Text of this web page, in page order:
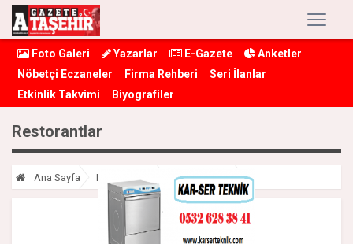
Foto Galeri Yazarlar E-Gazete
Anketler
Nöbetçi Eczaneler
Firma Rehberi
Seri İlanlar
Etkinlik Takvimi
Biyografiler
Restorantlar
Ana Sayfa Firma Rehberi Restorantlar